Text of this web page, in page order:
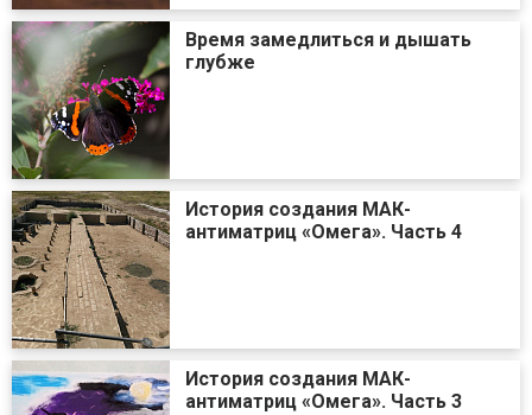
Время замедлиться и дышать
глубже
История создания МАК-
антиматриц «Омега». Часть 4
История создания МАК-
антиматриц «Омега». Часть 3